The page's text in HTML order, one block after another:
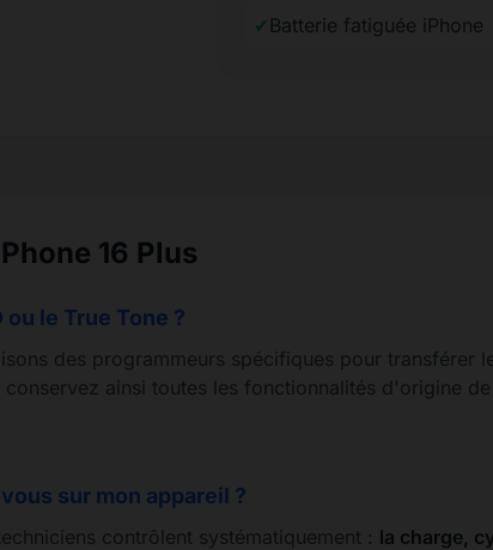
✔ Batterie fatiguée iPhone
16 Plus
ou le True Tone ?
des programmeurs spécifiques pour transférer
ainsi toutes les fonctionnalités d'origine
sur mon appareil ?
contrôlent systématiquement : la charge,